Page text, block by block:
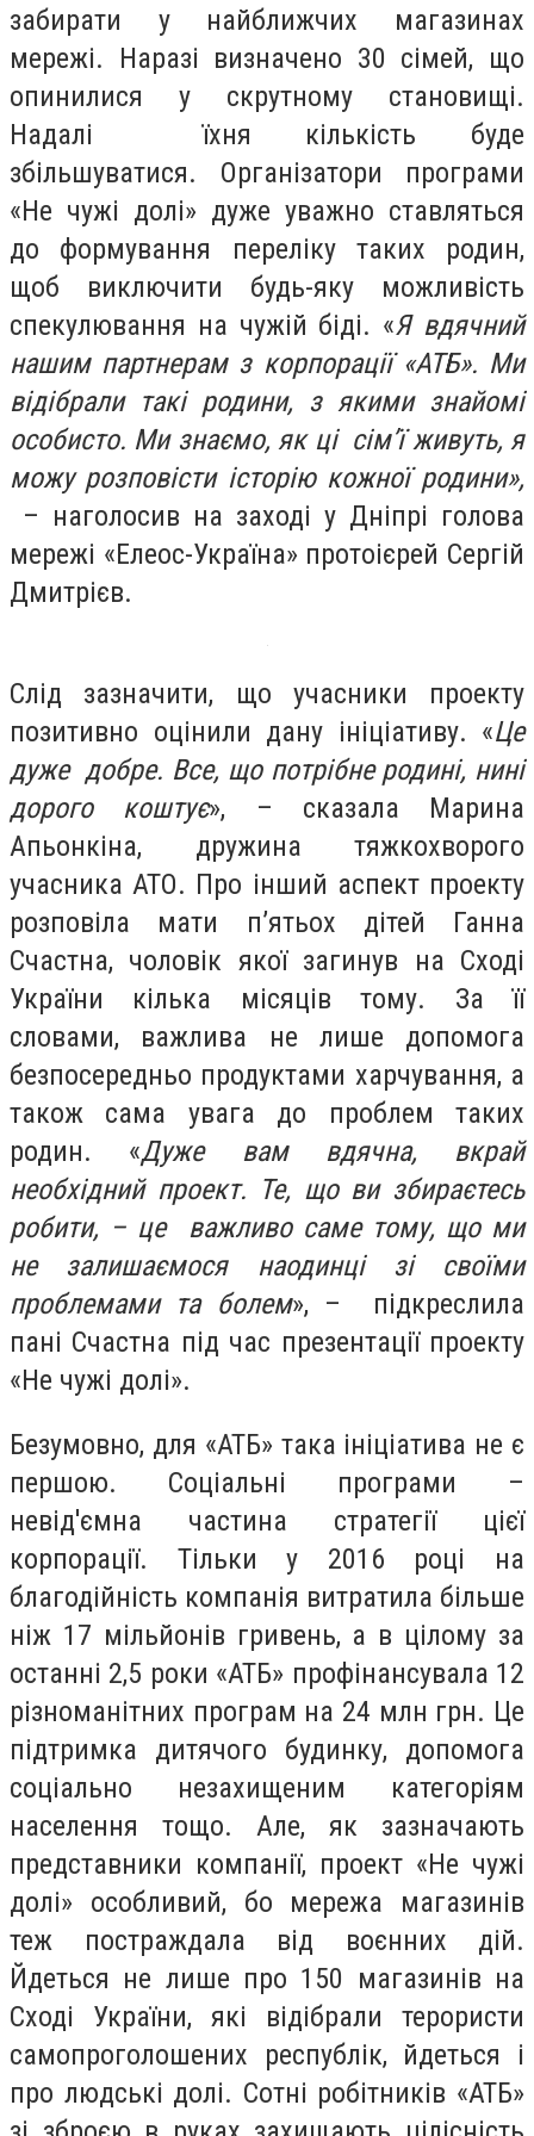
забирати у найближчих магазинах
мережі. Наразі визначено 30 сімей, що
опинилися у скрутному становищі.
Надалі їхня кількість буде
збільшуватися. Організатори програми
«Не чужі долі» дуже уважно ставляться
до формування переліку таких родин,
щоб виключити будь-яку можливість
спекулювання на чужій біді. «Я вдячний
нашим партнерам з корпорації «АТБ». Ми
відібрали такі родини, з якими знайомі
особисто. Ми знаємо, як ці сім’ї живуть, я
можу розповісти історію кожної родини»,
– наголосив на заході у Дніпрі голова
мережі «Елеос-Україна» протоієрей Сергій
Дмитрієв.
Слід зазначити, що учасники проекту
позитивно оцінили дану ініціативу. «Це
дуже добре. Все, що потрібне родині, нині
дорого коштує», – сказала Марина
Апьонкіна, дружина тяжкохворого
учасника АТО. Про інший аспект проекту
розповіла мати п’ятьох дітей Ганна
Счастна, чоловік якої загинув на Сході
України кілька місяців тому. За її
словами, важлива не лише допомога
безпосередньо продуктами харчування, а
також сама увага до проблем таких
родин. «Дуже вам вдячна, вкрай
необхідний проект. Те, що ви збираєтесь
робити, – це важливо саме тому, що ми
не залишаємося наодинці зі своїми
проблемами та болем», – підкреслила
пані Счастна під час презентації проекту
«Не чужі долі».
Безумовно, для «АТБ» така ініціатива не є
першою. Соціальні програми –
невід'ємна частина стратегії цієї
корпорації. Тільки у 2016 році на
благодійність компанія витратила більше
ніж 17 мільйонів гривень, а в цілому за
останні 2,5 роки «АТБ» профінансувала 12
різноманітних програм на 24 млн грн. Це
підтримка дитячого будинку, допомога
соціально незахищеним категоріям
населення тощо. Але, як зазначають
представники компанії, проект «Не чужі
долі» особливий, бо мережа магазинів
теж постраждала від воєнних дій.
Йдеться не лише про 150 магазинів на
Сході України, які відібрали терористи
самопроголошених республік, йдеться і
про людські долі. Сотні робітників «АТБ»